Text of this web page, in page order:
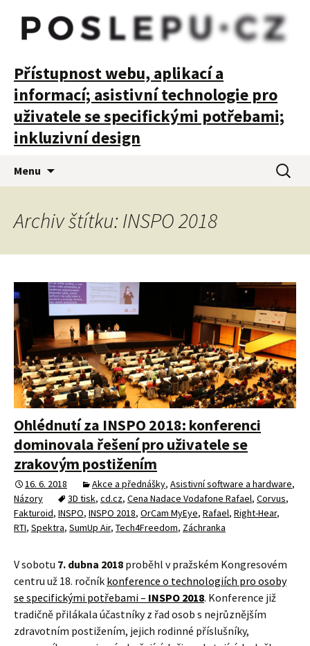
POSLEPU
Přístupnost webu, aplikací a
informací; asistivní technologie pro
uživatele se specifickými potřebami;
inkluzivní design
Menu
webu
Archiv štítku: INSPO 2018
Ohlédnutí za INSPO 2018: konferenci
dominovala řešení pro uživatele se
zrakovým postižením
16. 6. 2018 Akce a přednášky, Asistivní software a hardware,
Názory
3D tisk, cd.cz, Cena Nadace Vodafone Rafael, Corvus,
Fakturoid, INSPO, INSPO 2018, OrCam MyEye, Rafael, Right-Hear,
RTI, Spektra, SumUp Air, Tech4Freedom, Záchranka
V sobotu 7. dubna 2018 proběhl v pražském Kongresovém
centru už 18. ročník konference o technologiích pro osoby
se specifickými potřebami – INSPO 2018. Konference již
tradičně přilákala účastníky z řad osob s nejrůznějším
zdravotním postižením, jejich rodinné příslušníky,